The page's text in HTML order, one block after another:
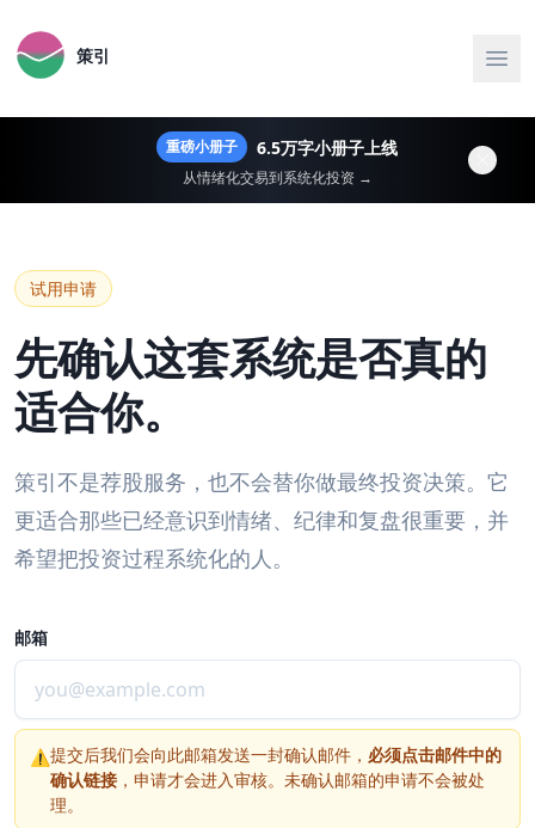
策引
重磅小册子 6.5万字小册子上线
从情绪化交易到系统化投资 →
试用申请
先确认这套系统是否真的
适合你。
策引不是荐股服务，也不会替你做最终投资决策。它
更适合那些已经意识到情绪、纪律和复盘很重要，并
希望把投资过程系统化的人。
邮箱
⚠提交后我们会向此邮箱发送一封确认邮件， 必须点击邮件中的
确认链接 ，申请才会进入审核。未确认邮箱的申请不会被处
理。